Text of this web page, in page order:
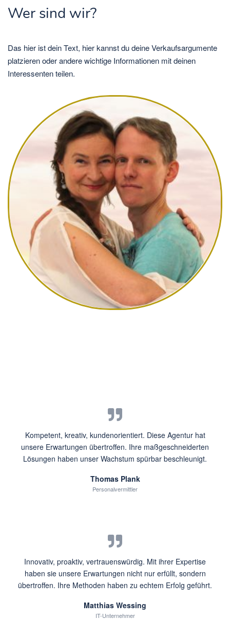
Wer sind wir?
Das hier ist dein Text, hier kannst du deine Verkaufsargumente
platzieren oder andere wichtige Informationen mit deinen
Interessenten teilen.
Kompetent, kreativ, kundenorientiert. Diese Agentur hat
unsere Erwartungen übertroffen. Ihre maßgeschneiderten
Lösungen haben unser Wachstum spürbar beschleunigt.
Thomas Plank
Personalvermittler
Innovativ, proaktiv, vertrauenswürdig. Mit ihrer Expertise
haben sie unsere Erwartungen nicht nur erfüllt, sondern
übertroffen. Ihre Methoden haben zu echtem Erfolg geführt.
Matthias Wessing
IT-Unternehmer